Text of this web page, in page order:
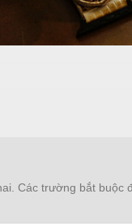
Các trường bắt buộc